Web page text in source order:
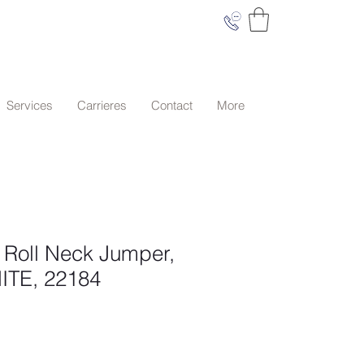
Services Carrieres Contact More
Neck Jumper,
22184